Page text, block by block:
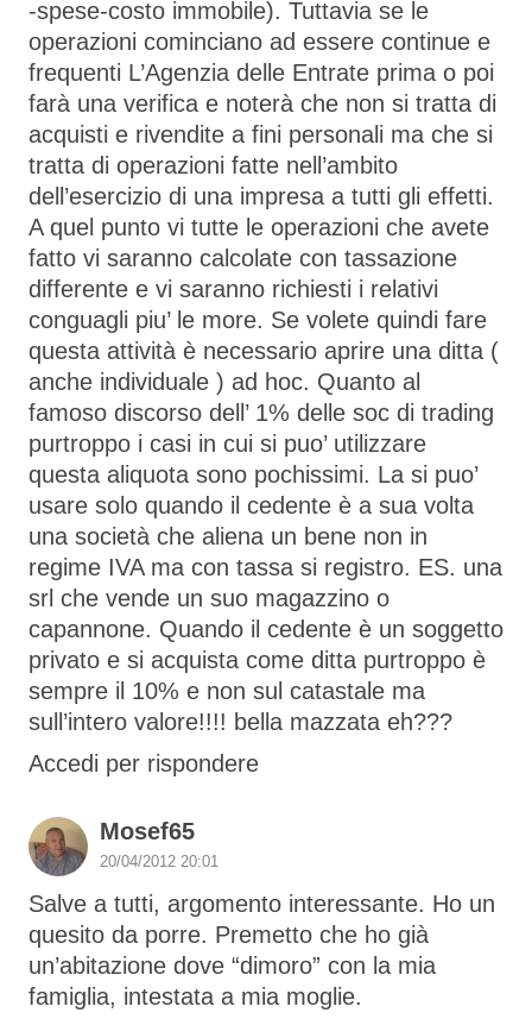
-spese-costo immobile). Tuttavia se le
operazioni cominciano ad essere continue e
frequenti L’Agenzia delle Entrate prima o poi
farà una verifica e noterà che non si tratta di
acquisti e rivendite a fini personali ma che si
tratta di operazioni fatte nell’ambito
dell’esercizio di una impresa a tutti gli effetti.
A quel punto vi tutte le operazioni che avete
fatto vi saranno calcolate con tassazione
differente e vi saranno richiesti i relativi
conguagli piu’ le more. Se volete quindi fare
questa attività è necessario aprire una ditta (
anche individuale ) ad hoc. Quanto al
famoso discorso dell’ 1% delle soc di trading
purtroppo i casi in cui si puo’ utilizzare
questa aliquota sono pochissimi. La si puo’
usare solo quando il cedente è a sua volta
una società che aliena un bene non in
regime IVA ma con tassa si registro. ES. una
srl che vende un suo magazzino o
capannone. Quando il cedente è un soggetto
privato e si acquista come ditta purtroppo è
sempre il 10% e non sul catastale ma
sull’intero valore!!!! bella mazzata eh???
Accedi per rispondere
Mosef65
20/04/2012 20:01
Salve a tutti, argomento interessante. Ho un
quesito da porre. Premetto che ho già
un’abitazione dove “dimoro” con la mia
famiglia, intestata a mia moglie.